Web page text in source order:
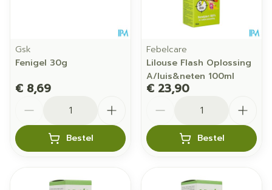
Gsk
Fenigel 30g
€ 8,69
Bestel
Febelcare
Lilouse Flash Oplossing
A/luis&neten 100ml
€ 23,90
Bestel